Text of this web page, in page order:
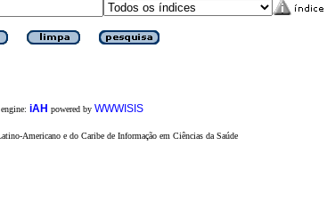
iAH powered by WWWISIS
Americano e do Caribe de Informação em Ciências da Saúde